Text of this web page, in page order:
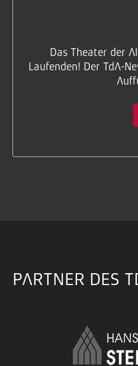
Das Theater der
Laufenden! Der TdA-
PARTNER DES